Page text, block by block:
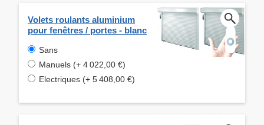
Volets roulants aluminium
pour fenêtres / portes - blanc
Sans
Manuels (+ 4 022,00 €)
Electriques (+ 5 408,00 €)